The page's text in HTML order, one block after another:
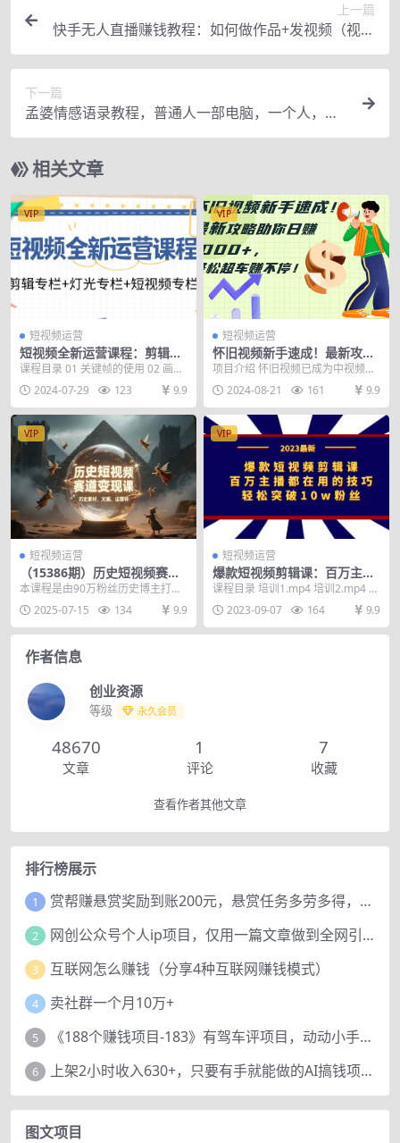
上一篇
快手无人直播赚钱教程：如何做作品+发视频（视频
+文档+素材）
下一篇
孟婆情感语录教程，普通人一部电脑，一个人，打
造3D动画情感语录账号
相关文章
VIP
短视频运营
短视频全新运营课程：剪辑专
栏+灯光专栏+短视频专栏（23
节课）
课程目录 01 关键帧的使用 02 画中
画的使用 03 音乐踩点的使用 04
给...2024-07-29 123 9.9
VIP
短视频运营
怀旧视频新手速成！最新攻略
助你日赚1000+，轻松超车赚
不停
项目介绍 怀旧视频已成为中视频流
量的关键所在！通过剪辑过去20多
年间的经典影像，...
2024-08-21 161 9.9
VIP
短视频运营
（15386期）历史短视频赛道
变现课，百集素材库应用，文
本课程是由90万粉丝历史博主打造
的短视频实战教程，系统讲解历史
科普类账号从0到1...
2025-07-15 134 9.9
VIP
短视频运营
爆款短视频剪辑课：百万主播
都在用的技巧，轻松突破10w
课程目录 培训1.mp4 培训2.mp4 第
一课：影视短视频现状.mp4 第二
课...2023-09-07 164 9.9
作者信息
创业资源
等级 永久会员
48670
文章
1
评论
7
收藏
查看作者其他文章
排行榜展示
1 赏帮赚悬赏奖励到账200元，悬赏任务多劳多得，人人可做。
2 网创公众号个人ip项目，仅用一篇文章做到全网引流！
3 互联网怎么赚钱（分享4种互联网赚钱模式）
4 卖社群一个月10万+
5 《188个赚钱项目-183》有驾车评项目，动动小手，复制粘贴赚44元！
6 上架2小时收入630+，只要有手就能做的AI搞钱项目，奶奶看完都能学会!
图文项目